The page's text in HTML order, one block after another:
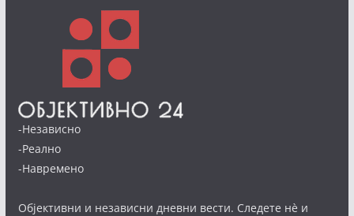
-Независно
-Реално
-Навремено
Објективни и независни дневни вести. Следете нè и